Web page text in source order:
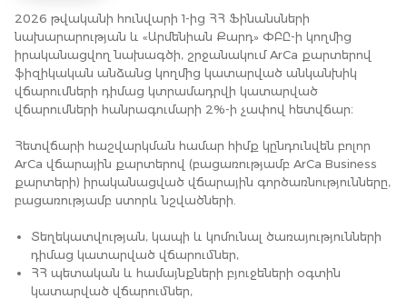
2026 թվականի հունվարի 1-ից ՀՀ Ֆինանսների
նախարարության և «Արմենիան Քարդ» ՓԲԸ-ի կողմից
իրականացվող նախագծի, շրջանակում ArCa քարտերով
ֆիզիկական անձանց կողմից կատարված անկանխիկ
վճարումների դիմաց կտրամադրվի կատարված
վճարումների հանրագումարի 2%-ի չափով հետվճար։
Հետվճարի հաշվարկման համար հիմք կընդունվեն բոլոր
ArCa վճարային քարտերով (բացառությամբ ArCa Business
քարտերի) իրականացված վճարային գործառնությունները,
բացառությամբ ստորև նշվածների.
Տեղեկատվության, կապի և կոմունալ ծառայությունների
դիմաց կատարված վճարումներ,
ՀՀ պետական և համայնքների բյուջեների օգտին
կատարված վճարումներ,